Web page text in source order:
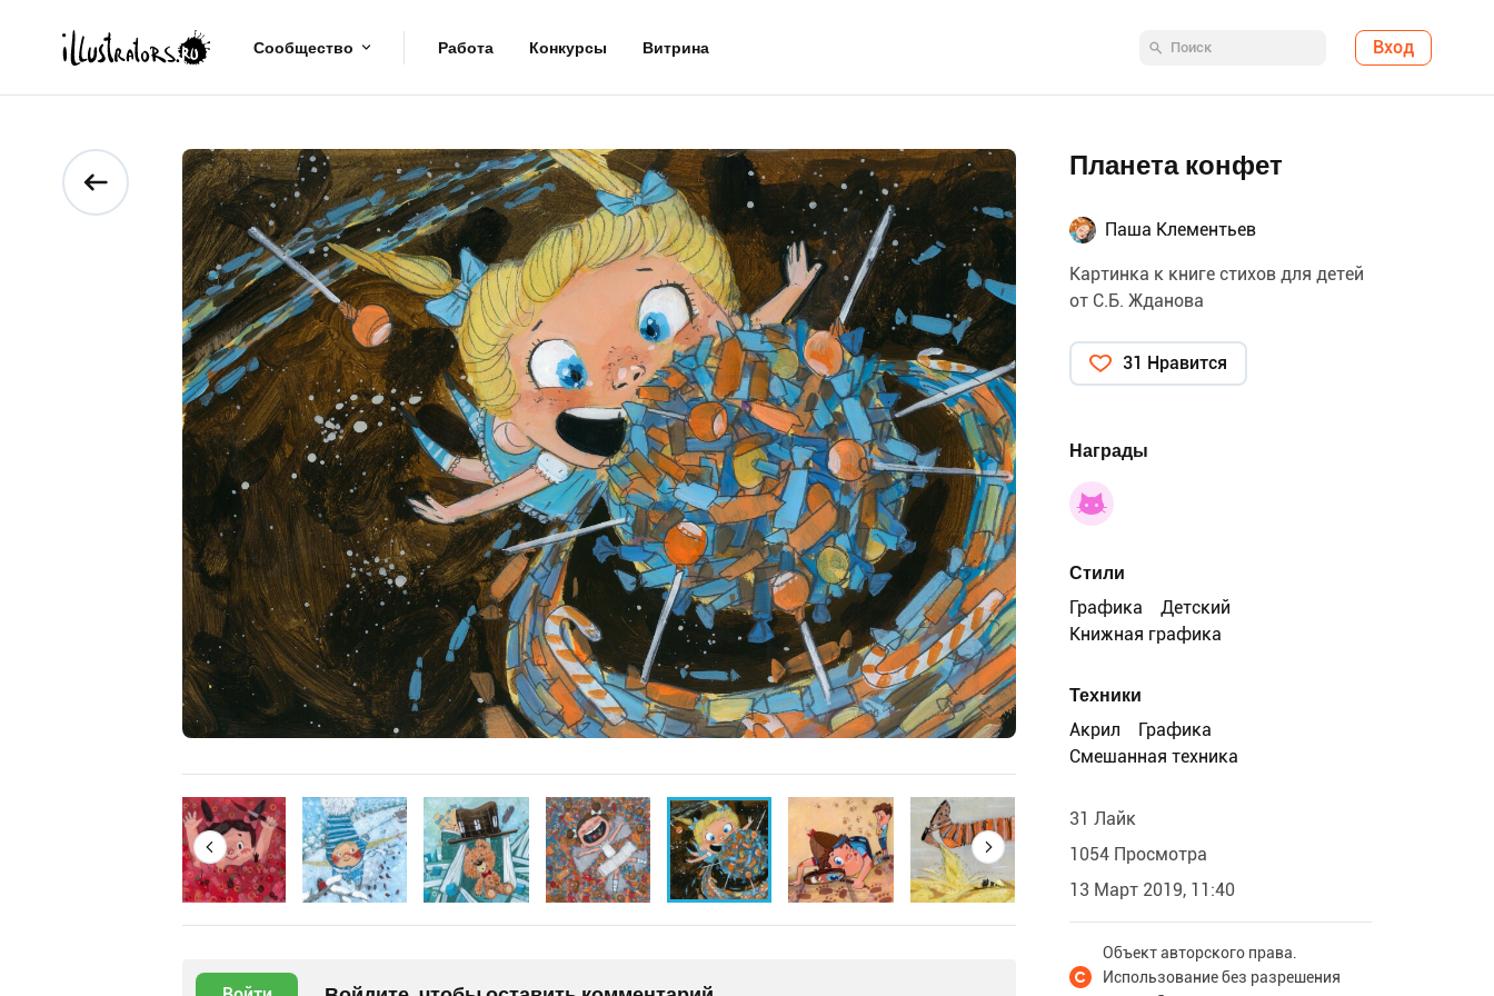
Сообщество Работа Конкурсы Витрина Вход
Планета конфет
Паша Клементьев
Картинка к книге стихов для детей
от С.Б. Жданова
31 Нравится
Награды
Стили
Графика
Детский
Книжная графика
Техники
Акрил
Графика
Смешанная техника
31 Лайк
1054 Просмотра
13 Март 2019, 11:40
Объект авторского права.
Использование без разрешения